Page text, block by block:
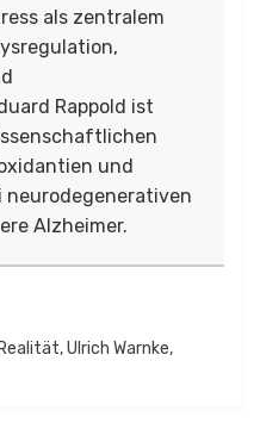
als zentralem
Rappold ist
und
neurodegenerativen
Alzheimer.
Realität,Ulrich Warnke,